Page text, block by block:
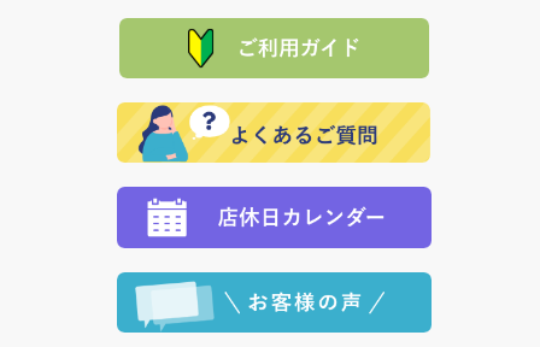
れの生産メーカーからお客様の元へ直送いたしますの
で、 それぞれ個別に送料が必要になります。
品代金を返金いたします。）
その際は誠に申し訳ありませんが、当協会までご注文
願いいたします。
た場合、お客様からの ご入金を確認した後で、商品を
※「クレジットカード」「PayPay」「楽天ペイ」を指
定された場合は、準備出来次第の便にてお送りいたし
ます。 （到着日指定をされている場合は、ご指定の日
程に合わせてお届けいたします。）